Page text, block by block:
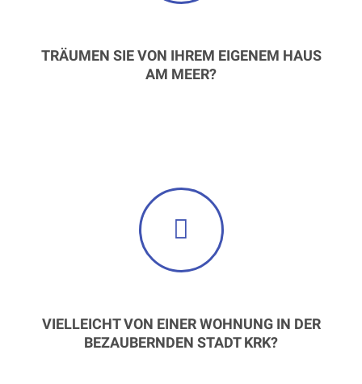
TRÄUMEN SIE VON IHREM EIGENEM HAUS
AM MEER?
VIELLEICHT VON EINER WOHNUNG IN DER
BEZAUBERNDEN STADT KRK?